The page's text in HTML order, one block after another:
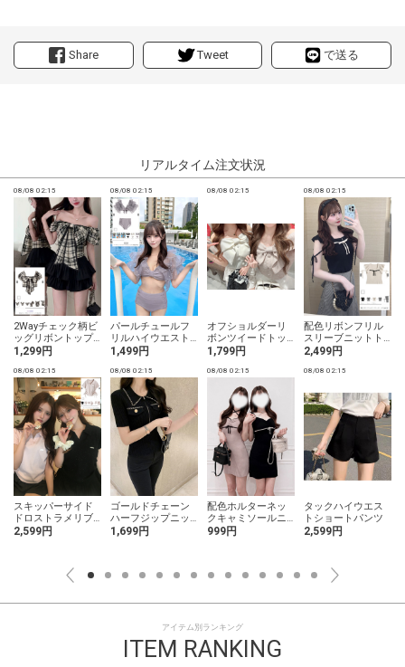
Share Tweet で送る
リアルタイム注文状況
08/08 02:15
2Wayチェック柄ビ
ッグリボントップ
ス1,299円
08/08 02:15
パールチュールフ
リルハイウエスト
ビキニ水着
1,499円
08/08 02:15
オフショルダーリ
ボンツイードトッ
プス
1,799円
08/08 02:15
配色リボンフリル
スリーブニットト
ップス
2,499円
08/08 02:15
スキッパーサイド
ドロストラメリブ
トップス
2,599円
08/08 02:15
ゴールドチェーン
ハーフジップニッ
トトップス
1,699円
08/08 02:15
配色ホルターネッ
クキャミソールニ
ットミニワンピー
999円
08/08 02:15
タックハイウエス
トショートパンツ
2,599円
アイテム別ランキング
ITEM RANKING